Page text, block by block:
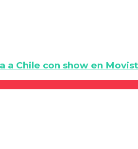
a Chile con show en